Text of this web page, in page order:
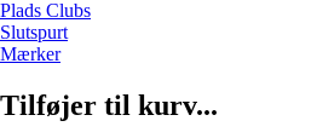
Plads Clubs
Slutspurt
Mærker
Tilføjer til kurv...